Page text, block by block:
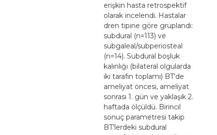
erişkin hasta retrospektif
olarak incelendi. Hastalar
dren tipine göre gruplandı:
subdural (n=113) ve
subgaleal/subperiosteal
(n=14). Subdural boşluk
kalınlığı (bilateral olgularda
iki tarafın toplamı) BT’de
ameliyat öncesi, ameliyat
sonrası 1. gün ve yaklaşık 2.
haftada ölçüldü. Birincil
sonuç parametresi takip
BT’lerdeki subdural